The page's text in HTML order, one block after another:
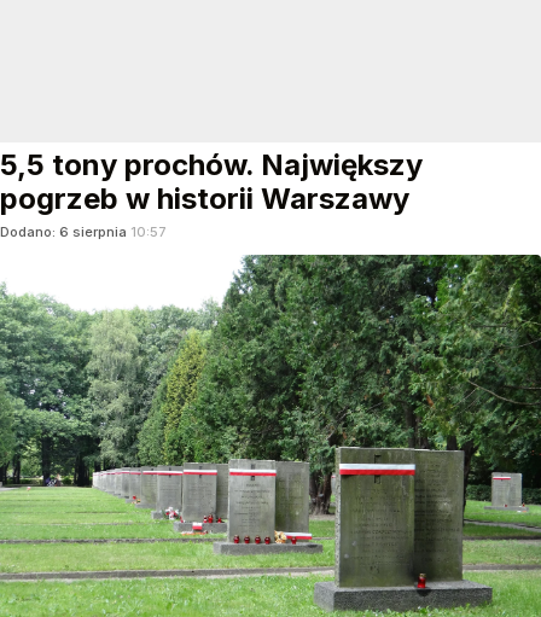
5,5 tony prochów. Największy
pogrzeb w historii Warszawy
Dodano: 6 sierpnia 10:57